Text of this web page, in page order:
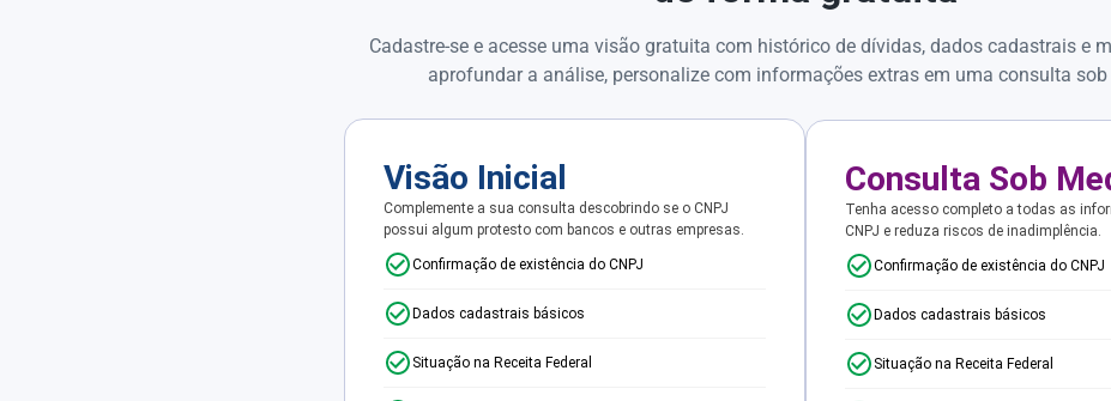
Cadastre-se e acesse uma visão gratuita com histórico de dívidas, dados cadastrais e
aprofundar a análise, personalize com informações extras em uma consulta
Visão Inicial
Complemente a sua consulta descobrindo se o CNPJ
possui algum protesto com bancos e outras empresas.
Confirmação de existência do CNPJ
Dados cadastrais básicos
Situação na Receita Federal
Consulta Sob
Tenha acesso completo a todas as
CNPJ e reduza riscos de inadimplência.
Confirmação de existência do CNPJ
Dados cadastrais básicos
Situação na Receita Federal